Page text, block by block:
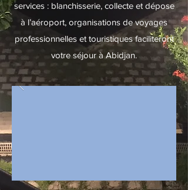
services : blanchisserie, collecte et dépose
à l’aéroport, organisations de voyages
professionnelles et touristiques faciliteront
votre séjour à Abidjan.